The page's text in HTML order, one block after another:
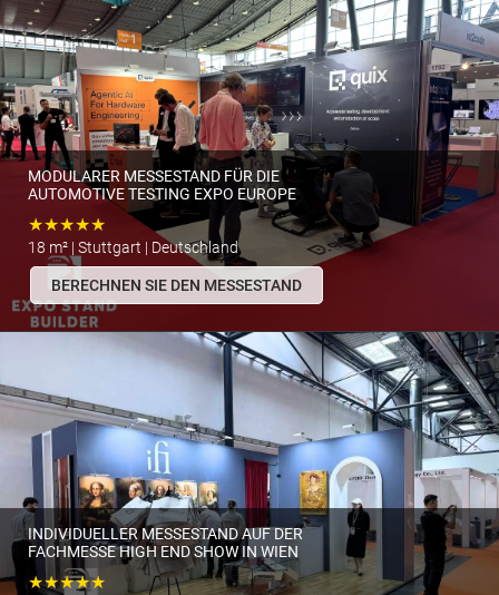
MODULARER MESSESTAND FÜR DIE
AUTOMOTIVE TESTING EXPO EUROPE
★★★★★
18 m² | Stuttgart | Deutschland
BERECHNEN SIE DEN MESSESTAND
INDIVIDUELLER MESSESTAND AUF DER
FACHMESSE HIGH END SHOW IN WIEN
★★★★★